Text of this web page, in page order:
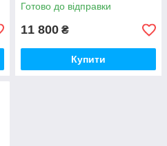
Готово до відправки
11 800 ₴
Купити